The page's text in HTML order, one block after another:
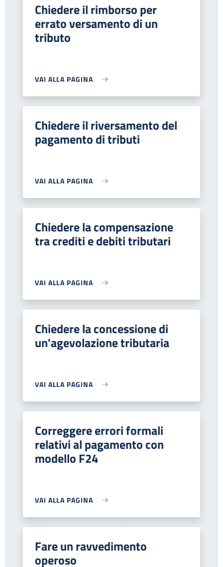
Chiedere il rimborso per
errato versamento di un
tributo
VAI ALLA PAGINA
Chiedere il riversamento del
pagamento di tributi
VAI ALLA PAGINA
Chiedere la compensazione
tra crediti e debiti tributari
VAI ALLA PAGINA
Chiedere la concessione di
un'agevolazione tributaria
VAI ALLA PAGINA
Correggere errori formali
relativi al pagamento con
modello F24
VAI ALLA PAGINA
Fare un ravvedimento
operoso